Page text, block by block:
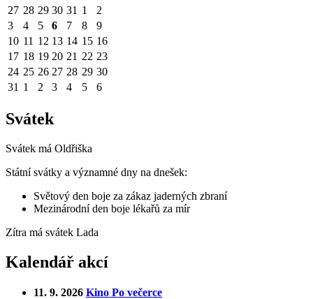
27 28 29 30 31 1
2
3
4 5 6 7 8
9
10 11 12 13 14 15 16
17 18 19 20 21 22 23
24 25 26 27 28 29 30
31 1 2 3 4 5 6
Svátek
Svátek má Oldřiška
Státní svátky a významné dny na dnešek:
Světový den boje za zákaz jaderných zbraní
Mezinárodní den boje lékařů za mír
Zítra má svátek Lada
Kalendář akcí
11. 9. 2026 Kino Po večerce